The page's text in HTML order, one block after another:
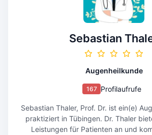
Sebastian
Augenheilkunde
167 Profilaufrufe
Sebastian Thaler, Prof. Dr. ist ein(e)
praktiziert in Tübingen. Dr. Thaler
Leistungen für Patienten an und